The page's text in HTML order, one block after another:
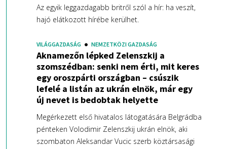
Az egyik leggazdagabb britről szól a hír: ha veszít,
hajó elátkozott hírébe kerülhet.
VILÁGGAZDASÁG NEMZETKÖZI GAZDASÁG
Aknamezőn lépked Zelenszkij a
szomszédban: senki nem érti, mit keres
egy oroszpárti országban – csúszik
lefelé a listán az ukrán elnök, már egy
új nevet is bedobtak helyette
Megérkezett első hivatalos látogatására Belgrádba
pénteken Volodimir Zelenszkij ukrán elnök, aki
szombaton Aleksandar Vucic szerb köztársasági